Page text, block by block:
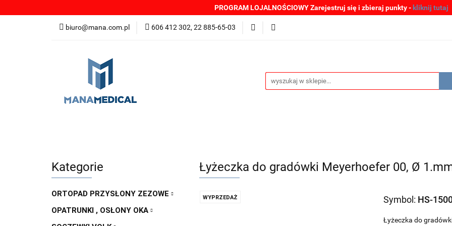
PROGRAM LOJALNOŚCIOWY Zarejestruj się i zbieraj punkty -kliknij tutaj
biuro@mana.com.pl 606 412 302, 22 885-65-03
NOWOŚCI PROMOCJE BESTSELLERY WYPRZEDAŻE PLIKI DO
Kategorie
ORTOPAD PRZYSŁONY ZEZOWE
OPATRUNKI , OSŁONY OKA
Łyżeczka do gradówki Meyerhoefer 00, Ø
WYPRZEDAŻ Symbol: HS-
Łyżeczka do